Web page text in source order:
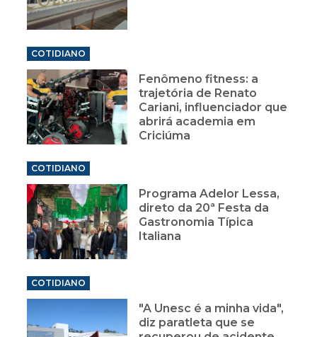
COTIDIANO
Fenômeno fitness: a
trajetória de Renato
Cariani, influenciador que
abrirá academia em
Criciúma
COTIDIANO
Programa Adelor Lessa,
direto da 20ª Festa da
Gastronomia Típica
Italiana
COTIDIANO
"A Unesc é a minha vida",
diz paratleta que se